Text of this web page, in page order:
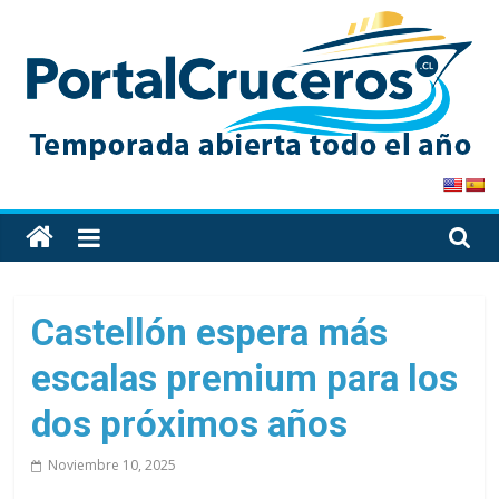
content
PortalCruceros
Toda
la
de
cruceros
en
solo
Castellón espera más
escalas premium para los
dos próximos años
Noviembre 10, 2025